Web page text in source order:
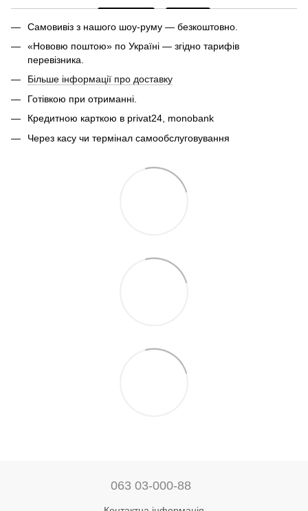
Самовивіз з нашого шоу-руму — безкоштовно.
«Нововю поштою» по Україні — згідно тарифів
перевізника.
Більше інформації про доставку
Готівкою при отриманні.
Кредитною карткою в privat24, monobank
Через касу чи термінал самообслуговування
063 03-000-88